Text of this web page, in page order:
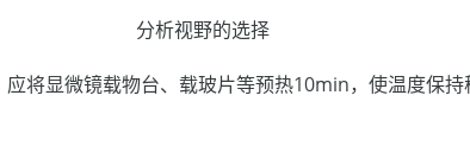
分析视野的选择
将显微镜载物台、载玻片等预热10min，使温度保持